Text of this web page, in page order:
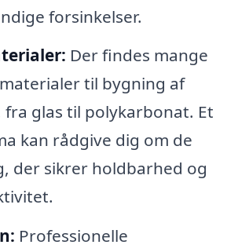
forsinkelser.
Der findes mange
til bygning af
glas til polykarbonat. Et
kan rådgive dig om de
der sikrer holdbarhed og
Professionelle